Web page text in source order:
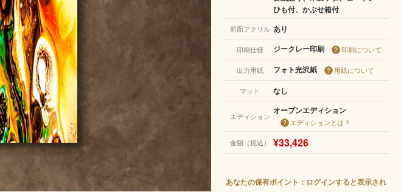
ひも付、かぶせ箱付
前面アクリル あり
印刷仕様 ジークレー印刷 印刷について
出力用紙 フォト光沢紙 用紙について
マット なし
エディション
オープンエディション
エディションとは？
金額（税込） ¥33,426
あなたの保有ポイント：ログインすると表示され